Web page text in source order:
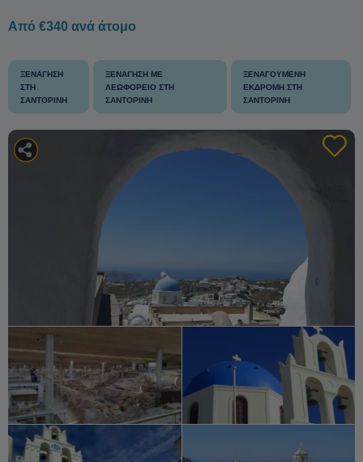
Από €340 ανά άτομο
ΞΕΝΆΓΗΣΗ
ΣΤΗ
ΣΑΝΤΟΡΊΝΗ
ΞΕΝΆΓΗΣΗ ΜΕ
ΛΕΩΦΟΡΕΊΟ ΣΤΗ
ΣΑΝΤΟΡΊΝΗ
ΞΕΝΑΓΟΎΜΕΝΗ
ΕΚΔΡΟΜΉ ΣΤΗ
ΣΑΝΤΟΡΊΝΗ